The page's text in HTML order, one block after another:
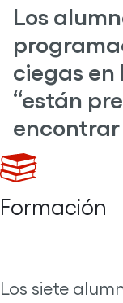
Los
ciegas en
“están
Formación
Los siete